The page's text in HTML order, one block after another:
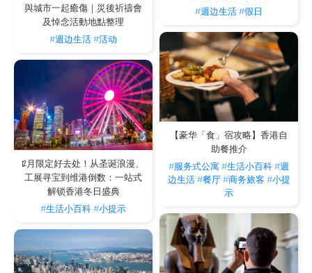
服务式住宅的房间种类
服务式住宅提供多样化的房型，以满足不同住客的空间和预算需求，从精致的单人套
开放式套房
设计紧凑而实用，空间灵活，配备齐全的家俬与厨具，是单身人士或情侣的理想之
选，让您即时拎包入住，享受无忧生活。
一房套房
设有独立的睡房与客饭厅，提供更高的私隐度与生活空间。此类房型尤其适合小家
庭、情侣，或是需要独立工作空间的商务人士。
两房套房
宽敞明亮，设计充分考虑到家庭或多人合租的需求。这类单位设有独立厨房、客饭厅
及多个睡房，提供更舒适与安心的长期居住环境。
#週边生活#假日
與城市一起癒傷｜災後祈禱會
及悼念活動地點整理
#週边生活#活动
【豪华「食」宿攻略】香港自
助餐推介
#服务式公寓#生活小百科#週
边生活 #餐厅 #商务旅客 #小提
示
12月限定好去处！从圣诞浪漫、
工展寻宝到维港倒数：一站式
解锁香港冬日盛典
#生活小百科#小提示